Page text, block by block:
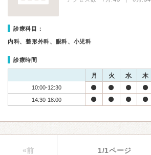
診療科目：
内科、整形外科、眼科、小児科
診療時間
月 火 水 木
10:00-12:30
14:30-18:00
«前 1/1ページ